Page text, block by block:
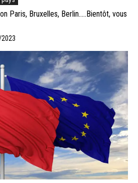
Paris, Bruxelles, Berlin…..Bientôt, vous